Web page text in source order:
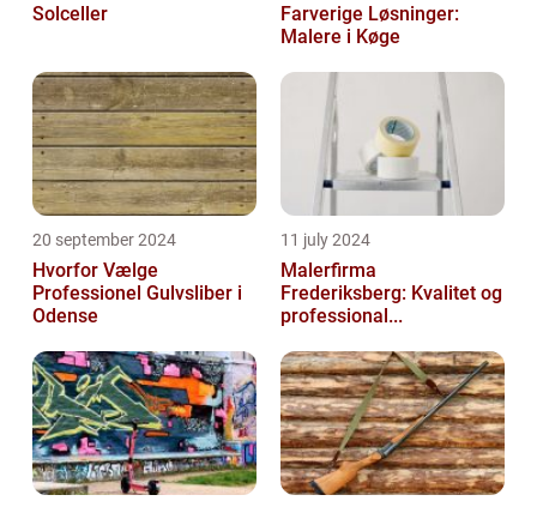
Solceller
Farverige Løsninger:
Malere i Køge
20 september 2024
Hvorfor Vælge
Professionel Gulvsliber i
Odense
11 july 2024
Malerfirma
Frederiksberg: Kvalitet og
professional...